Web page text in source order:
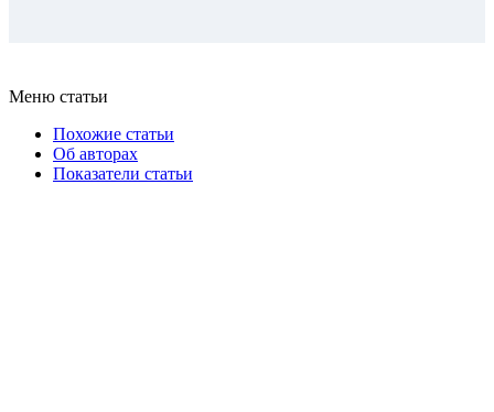
Меню статьи
Похожие статьи
Об авторах
Показатели статьи